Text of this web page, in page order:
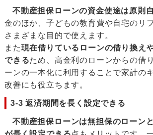
不動産担保ローンの資金使途は原則
金のほか、子どもの教育費や自宅のリ
さまざまな目的で使えます。
また現在借りているローンの借り換え
できるため、高金利のローンからの借
ーンの一本化に利用することで家計の
改善にも役立ちます。
3-3 返済期間を長く設定できる
不動産担保ローンは無担保のローン